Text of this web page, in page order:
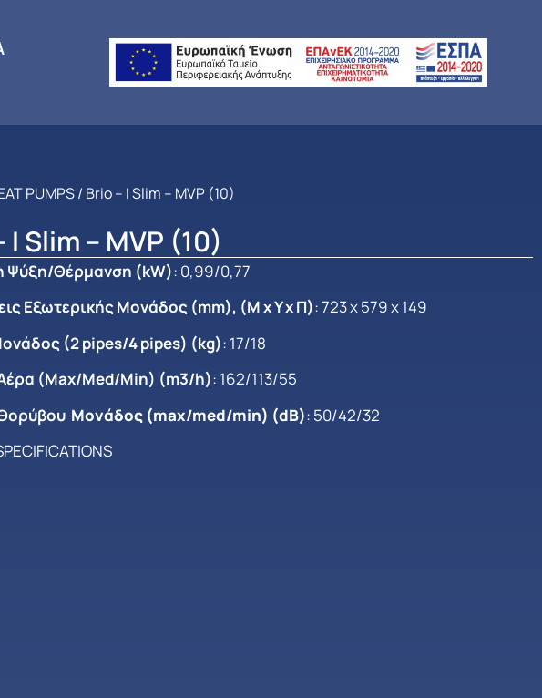
PUMPS/ Brio – I Slim – MVP (10)
I Slim – MVP (10)
Ψύξη/Θέρμανση (kW): 0,99/0,77
Εξωτερικής Μονάδος (mm), (Μ x Y x Π): 723 x 579 x 149
(2 pipes/4 pipes) (kg): 17/18
(Max/Med/Min) (m3/h): 162/113/55
Μονάδος (max/med/min) (dB): 50/42/32